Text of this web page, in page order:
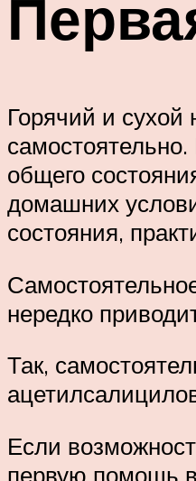
Горячий и сухой
общего
домашних
состояния,
нередко
Так,
Если
первую помощь